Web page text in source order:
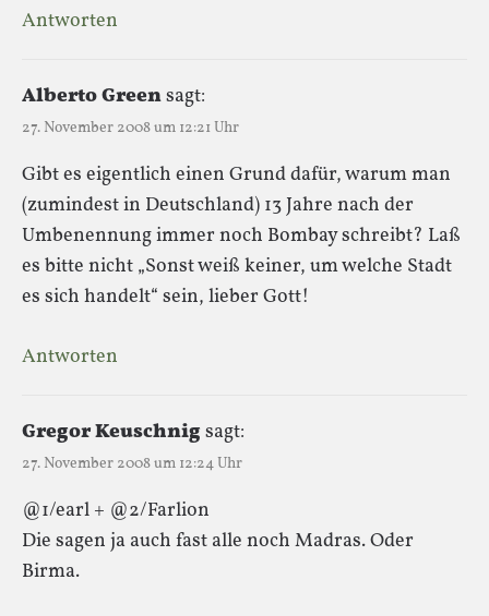
Antworten
Alberto Greensagt:
27. November 2008 um 12:21 Uhr
Gibt es eigentlich einen Grund dafür, warum man
(zumindest in Deutschland) 13 Jahre nach der
Umbenennung immer noch Bombay schreibt? Laß
es bitte nicht „Sonst weiß keiner, um welche Stadt
es sich handelt“ sein, lieber Gott!
Antworten
Gregor Keuschnigsagt:
27. November 2008 um 12:24 Uhr
@1/earl + @2/Farlion
Die sagen ja auch fast alle noch Madras. Oder
Birma.